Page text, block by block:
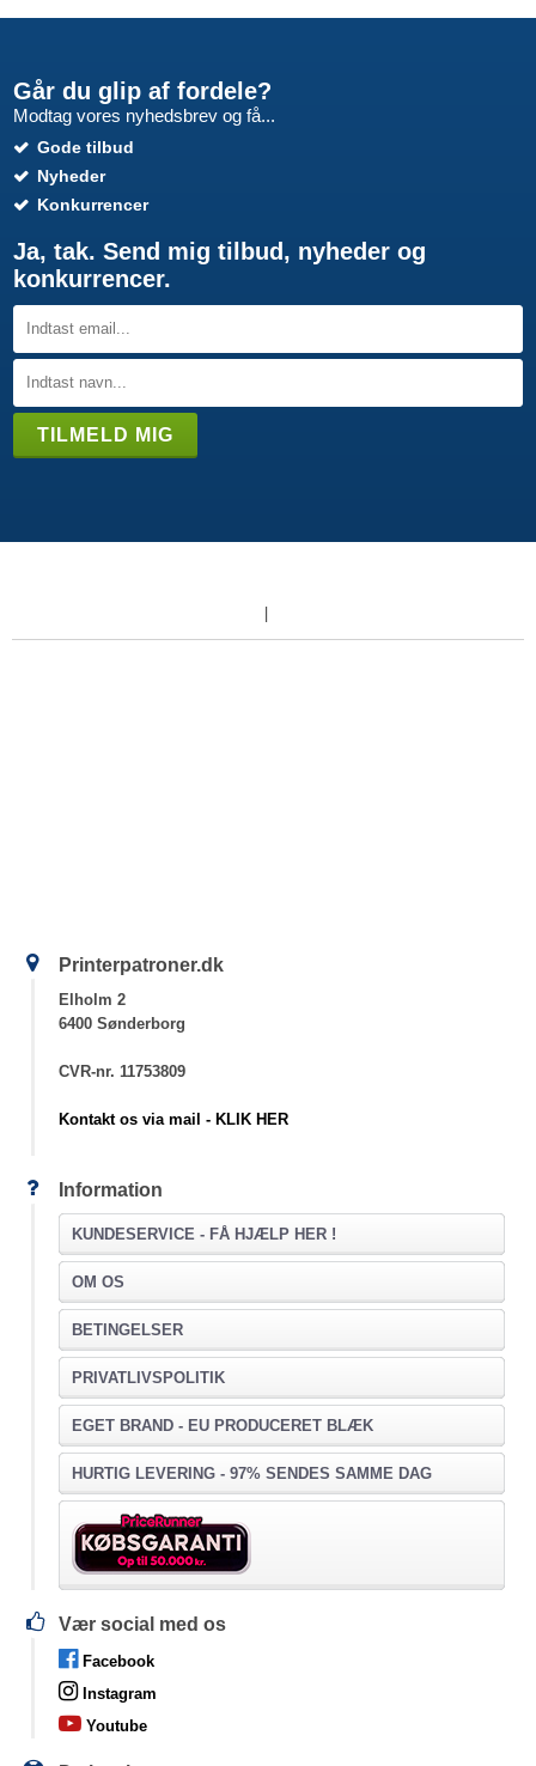
Går du glip af fordele?
Modtag vores nyhedsbrev og få...
Gode tilbud
Nyheder
Konkurrencer
Ja, tak. Send mig tilbud, nyheder og
konkurrencer.
Printerpatroner.dk
Elholm 2
6400 Sønderborg
CVR-nr. 11753809
Kontakt os via mail - KLIK HER
Information
KUNDESERVICE - FÅ HJÆLP HER !
OM OS
BETINGELSER
PRIVATLIVSPOLITIK
EGET BRAND - EU PRODUCERET BLÆK
HURTIG LEVERING - 97% SENDES SAMME DAG
Vær social med os
Facebook
Instagram
Youtube